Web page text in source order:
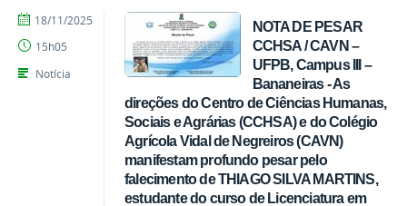
NOTA DE PESAR
CCHSA / CAVN –
UFPB, Campus III –
Bananeiras - As
direções do Centro de Ciências Humanas,
Sociais e Agrárias (CCHSA) e do Colégio
Agrícola Vidal de Negreiros (CAVN)
manifestam profundo pesar pelo
falecimento de THIAGO SILVA MARTINS,
estudante do curso de Licenciatura em
por
publicado
18/11/2025
15h05
Notícia